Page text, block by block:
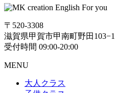
〒520-3308
滋賀県甲賀市甲南町野田103−1
受付時間 09:00-20:00
MENU
大人クラス